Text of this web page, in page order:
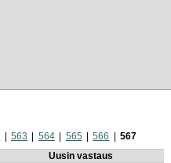
563 564 565 566
567
Uusin vastaus